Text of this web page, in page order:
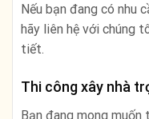
Nếu bạn đang có nhu
hãy liên hệ với chúng
tiết.
Thi công xây nhà
Bạn đang mong